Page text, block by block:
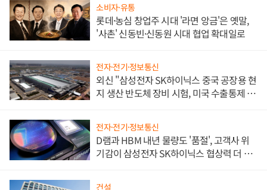
소비자·유통
롯데·농심 창업주 시대 '라면 앙금'은 옛말,
'사촌' 신동빈·신동원 시대 협업 확대일로
전자·전기·정보통신
외신 "삼성전자 SK하이닉스 중국 공장용 현
지 생산 반도체 장비 시험, 미국 수출통제 대
전자·전기·정보통신
D램과 HBM 내년 물량도 '품절', 고객사 위
기감이 삼성전자 SK하이닉스 협상력 더 키
건설